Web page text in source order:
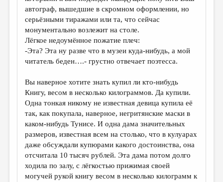
автограф, вышедшие в скромном оформлении, но
серьёзными тиражами или та, что сейчас
монументально возлежит на столе.
Лёгкое недоумённое пожатие плеч:
-Эта? Эта ну разве что в музеи куда-нибудь, а мой
читатель беден….- грустно отвечает поэтесса.
Вы наверное хотите знать купил ли кто-нибудь
Книгу, весом в несколько килограммов. Да купили.
Одна тонкая никому не известная девица купила её
так, как покупала, наверное, негритянские маски в
каком-нибудь Тунисе. И одна дама значительных
размеров, известная всем на столько, что в кулуарах
даже обсуждали купюрами какого достоинства, она
отсчитала 10 тысяч рублей. Эта дама потом долго
ходила по залу, с лёгкостью прижимая своей
могучей рукой книгу весом в несколько килограмм к